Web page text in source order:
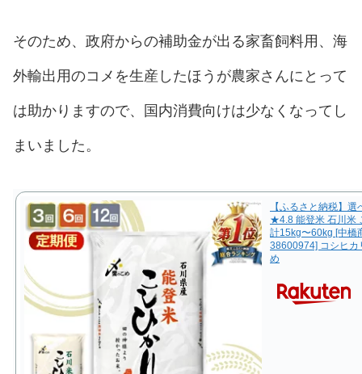
そのため、政府からの補助金が出る家畜飼料用、海
外輸出用のコメを生産したほうが農家さんにとって
は助かりますので、国内消費向けは少なくなってし
まいました。
【ふるさと納税】
★4.8 能登米 石川米
計15kg〜60kg [中橋
38600974] コシヒカ
め